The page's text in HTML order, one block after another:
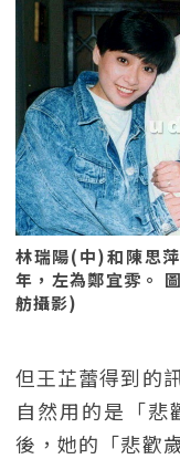
林瑞陽(中)和陳思
年，左為鄭宜雰。
舫攝影)
但王芷蕾得到的
自然用的是「悲
後，她的「悲歡